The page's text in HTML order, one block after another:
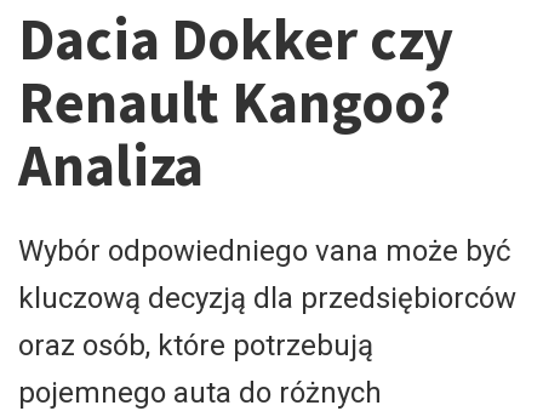
Dacia Dokker czy
Renault Kangoo?
Analiza
Wybór odpowiedniego vana może być
kluczową decyzją dla przedsiębiorców
oraz osób, które potrzebują
pojemnego auta do różnych